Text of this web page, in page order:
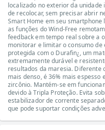
localizado no exterior da
de recolocar, sem precisar abrir
Smart Home em seu
as funções do Wind-Free
feedback em tempo real sobre a
monitorar e limitar o consumo
protegida com o Durafin¿, um
extremamente durável e
resultados da maresia. Diferente
mais denso, é 36% mais
zircônio. Mantém-se em
devido à Tripla Proteção. Evita
estabilizador de corrente
que pode suportar condições